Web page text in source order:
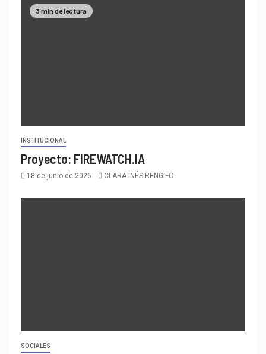
3 min de lectura
INSTITUCIONAL
Proyecto: FIREWATCH.IA
18 de junio de 2026 CLARA INÉS RENGIFO
SOCIALES